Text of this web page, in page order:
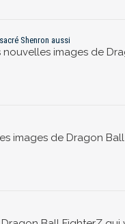
Shenron aussi
images de
images de Dragon